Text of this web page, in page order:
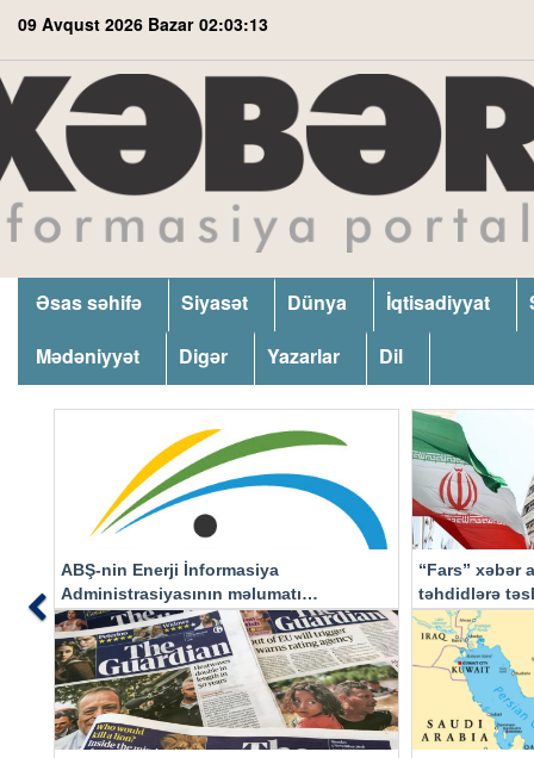
09 Avqust 2026 Bazar 02:03:14
Əsas səhifə Siyasət Dünya İqtisadiyyat
Mədəniyyət
Digər Yazarlar Dil
ABŞ-nin Enerji İnformasiya
Administrasiyasının məlumatı
əsasında…
“Fars” xəbər
təhdidlərə
Previous